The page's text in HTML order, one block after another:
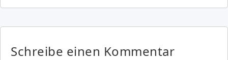
Schreibe einen Kommentar